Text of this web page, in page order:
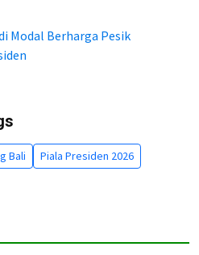
Modal Berharga Pesik
Bali
Piala Presiden 2026